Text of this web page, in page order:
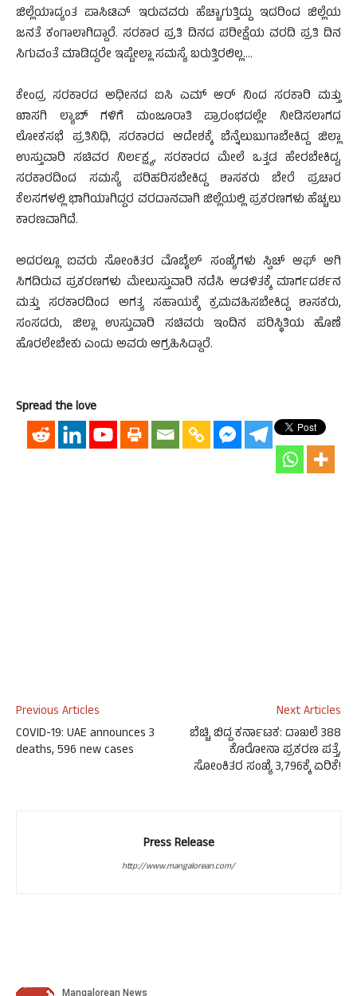
ಜಿಲ್ಲೆಯಾದ್ಯಂತ ಪಾಸಿಟಿವ್ ಇರುವವರು ಹೆಚ್ಚಾಗುತ್ತಿದ್ದು ಇದರಿಂದ ಜಿಲ್ಲೆಯ
ಜನತೆ ಕಂಗಾಲಾಗಿದ್ದಾರೆ. ಸರಕಾರ ಪ್ರತಿ ದಿನದ ಪರೀಕ್ಷೆಯ ವರದಿ ಪ್ರತಿ ದಿನ
ಸಿಗುವಂತೆ ಮಾಡಿದ್ದರೇ ಇಷ್ಟೇಲ್ಲಾ ಸಮಸ್ಯೆ ಬರುತ್ತಿರಲಿಲ್ಲ….
ಕೇಂದ್ರ ಸರಕಾರದ ಅಧೀನದ ಐಸಿ ಎಮ್ ಆರ್ ನಿಂದ ಸರಕಾರಿ ಮತ್ತು
ಖಾಸಗಿ ಲ್ಯಾಬ್ ಗಳಿಗೆ ಮಂಜೂರಾತಿ ಪ್ರಾರಂಭದಲ್ಲೇ ನೀಡಿಸಲಾಗದ
ಲೋಕಸಭೆ ಪ್ರತಿನಿಧಿ, ಸರಕಾರದ ಆದೇಶಕ್ಕೆ ಬೆನ್ನೆಲುಬುಗಾಬೇಕಿದ್ದ ಜಿಲ್ಲಾ
ಉಸ್ತುವಾರಿ ಸಚಿವರ ನಿರ್ಲಕ್ಷ್ಯ, ಸರಕಾರದ ಮೇಲೆ ಒತ್ತಡ ಹೇರಬೇಕಿದ್ದ,
ಸರಕಾರದಿಂದ ಸಮಸ್ಯೆ ಪರಿಹರಿಸಬೇಕಿದ್ದ ಶಾಸಕರು ಬೇರೆ ಪ್ರಚಾರ
ಕೆಲಸಗಳಲ್ಲಿ ಭಾಗಿಯಾಗಿದ್ದರ ವರದಾನವಾಗಿ ಜಿಲ್ಲೆಯಲ್ಲಿ ಪ್ರಕರಣಗಳು ಹೆಚ್ಚಲು
ಕಾರಣವಾಗಿದೆ.
ಅದರಲ್ಲೂ ಐವರು ಸೋಂಕಿತರ ಮೊಬೈಲ್ ಸಂಖ್ಯೆಗಳು ಸ್ವಿಚ್ ಆಫ್ ಆಗಿ
ಸಿಗದಿರುವ ಪ್ರಕರಣಗಳು ಮೇಲುಸ್ತುವಾರಿ ನಡೆಸಿ ಆಡಳಿತಕ್ಕೆ ಮಾರ್ಗದರ್ಶನ
ಮತ್ತು ಸರಕಾರದಿಂದ ಅಗತ್ಯ ಸಹಾಯಕ್ಕೆ ಕ್ರಮವಹಿಸಬೇಕಿದ್ದ ಶಾಸಕರು,
ಸಂಸದರು, ಜಿಲ್ಲಾ ಉಸ್ತುವಾರಿ ಸಚಿವರು ಇಂದಿನ ಪರಿಸ್ಥಿತಿಯ ಹೊಣೆ
ಹೊರಲೇಬೇಕು ಎಂದು ಅವರು ಆಗ್ರಹಿಸಿದ್ದಾರೆ.
Spread the love
Previous Articles
COVID-19: UAE announces 3
deaths, 596 new cases
Next Articles
ಬೆಚ್ಚಿ ಬಿದ್ದ ಕರ್ನಾಟಕ: ದಾಖಲೆ 388
ಕೊರೋನಾ ಪ್ರಕರಣ ಪತ್ತೆ,
ಸೋಂಕಿತರ ಸಂಖ್ಯೆ 3,796ಕ್ಕೆ ಏರಿಕೆ!
Press Release
http://www.mangalorean.com/